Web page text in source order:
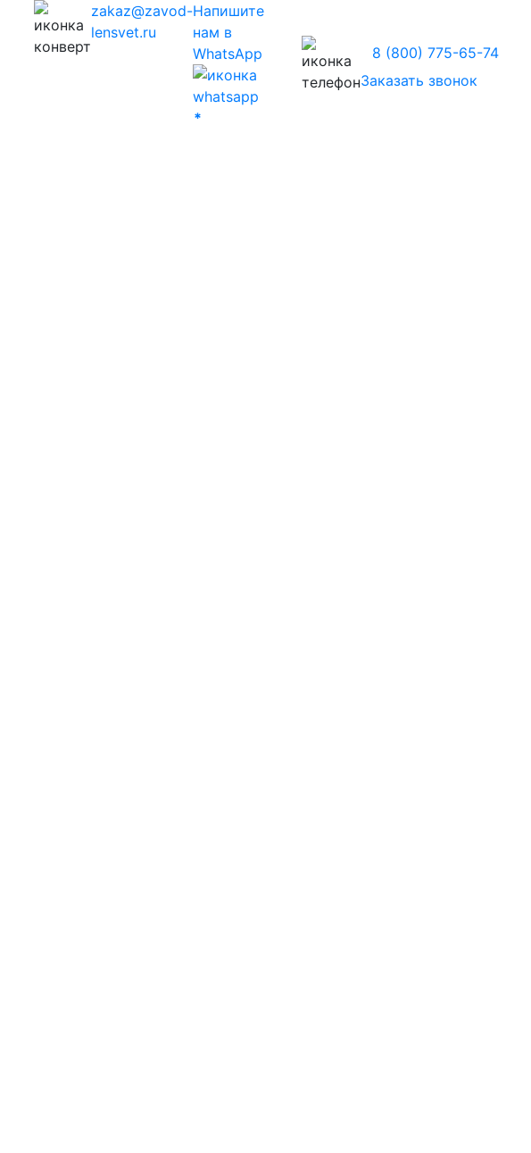
zakaz@zavod-
lensvet.ru
Напишите
нам в
WhatsApp
8 (800) 775-65-74
Заказать звонок